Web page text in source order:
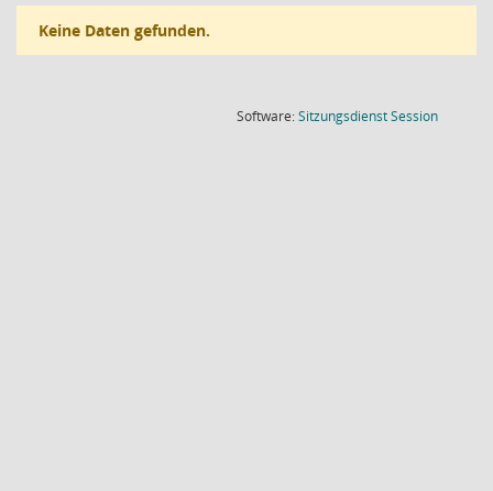
Keine Daten gefunden.
Software:SitzungsdienstSession(Wird in